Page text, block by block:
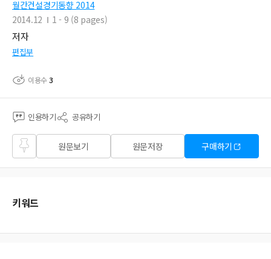
월간건설경기동향 2014
2014.12
1 - 9 (8 pages)
저자
편집부
이용수3
인용하기 공유하기
즐겨
찾기
원문보기 원문저장 구매하기
키워드